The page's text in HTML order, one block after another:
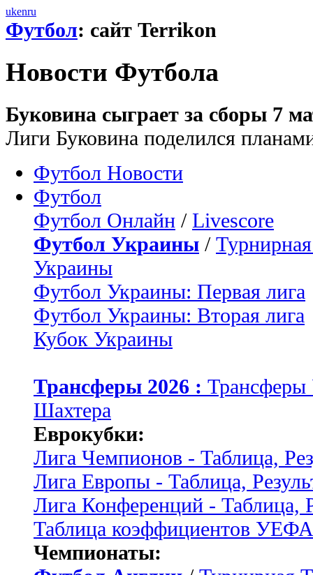
ukenru
Футбол: сайт Terrikon
Новости Футбола
Буковина сыграет за сборы 7
Лиги Буковина поделился
Футбол Новости
Футбол
Футбол Онлайн / Livescore
Футбол Украины /
Украины
Футбол Украины: Первая лига
Футбол Украины: Вторая лига
Кубок Украины
Трансферы 2026 :
Шахтера
Еврокубки:
Лига Чемпионов - Таблица,
Лига Европы - Таблица,
Лига Конференций - Таблица,
Таблица коэффициентов УЕФА
Чемпионаты: